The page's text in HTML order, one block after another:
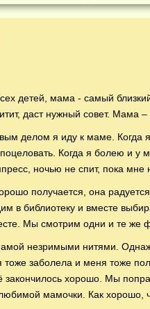
детей, мама - самый
даст нужный совет. Мама
делом я иду к маме. Когда
поцеловать. Когда я болею и
ночью не спит, пока мне
получается, она
в библиотеку и вместе
Мы смотрим одни и те же
незримыми нитями.
тоже заболела и меня тоже
закончилось хорошо. Мы
мамочки. Как хорошо,